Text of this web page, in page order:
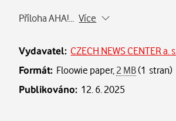
Příloha AHA!…Více
Vydavatel: CZECH NEWS CENTER a. s.
Formát: Floowie paper, 2 MB(1 stran)
Publikováno: 12. 6. 2025